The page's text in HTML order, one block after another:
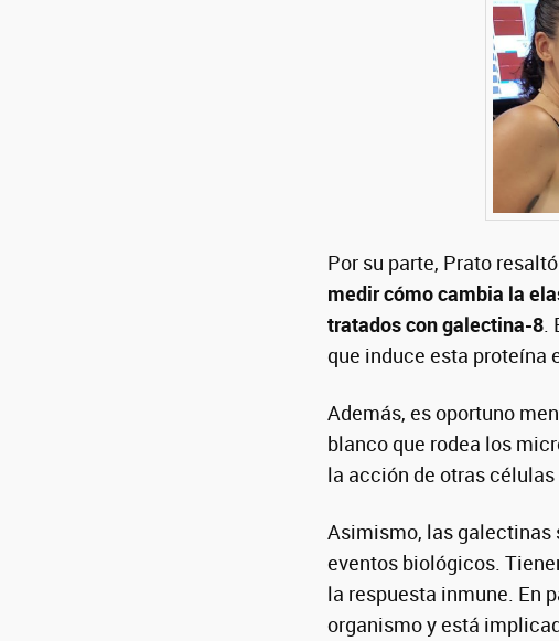
Por su parte, Prato
medir cómo cambia la
tratados con galectina-8.
que induce esta proteína
Además, es oportuno
blanco que rodea los
la acción de otras
Asimismo, las galectinas
eventos biológicos.
la respuesta inmune. En
organismo y está